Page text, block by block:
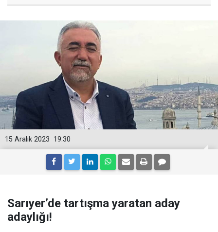
19:30
15 Aralık 2023
Sarıyer’de tartışma yaratan aday
adaylığı!